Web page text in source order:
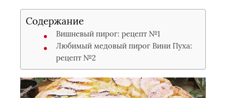
Содержание
Вишневый пирог: рецепт №1
Любимый медовый пирог Вини Пуха:
рецепт №2